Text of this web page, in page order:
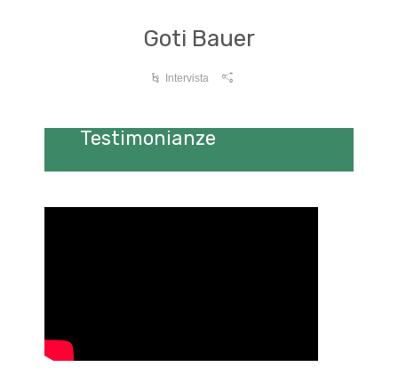
Goti Bauer
Intervista
Testimonianze